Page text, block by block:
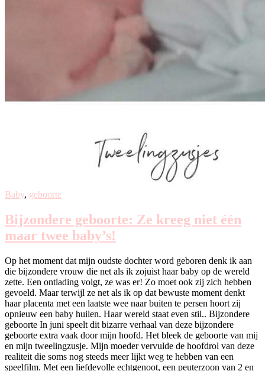
Baby, geboorte
Bijzondere geboorte: Ze kreeg niet één
maar twee baby’s!
Op het moment dat mijn oudste dochter word geboren denk ik aan
die bijzondere vrouw die net als ik zojuist haar baby op de wereld
zette. Een ontlading volgt, ze was er! Zo moet ook zij zich hebben
gevoeld. Maar terwijl ze net als ik op dat bewuste moment denkt
haar placenta met een laatste wee naar buiten te persen hoort zij
opnieuw een baby huilen. Haar wereld staat even stil.. Bijzondere
geboorte In juni speelt dit bizarre verhaal van deze bijzondere
geboorte extra vaak door mijn hoofd. Het bleek de geboorte van mij
en mijn tweelingzusje. Mijn moeder vervulde de hoofdrol van deze
realiteit die soms nog steeds meer lijkt weg te hebben van een
speelfilm. Met een liefdevolle echtgenoot, een peuterzoon van 2 en